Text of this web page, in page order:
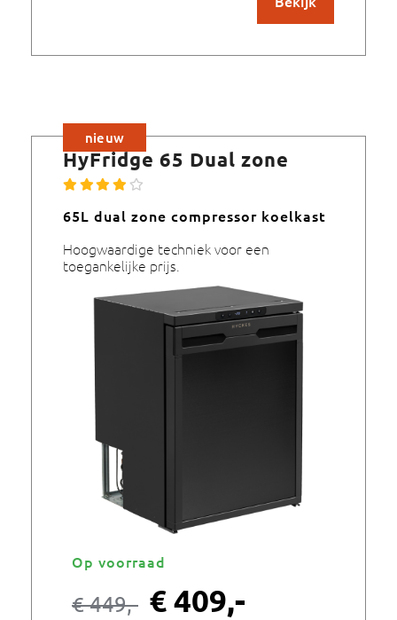
nieuw
HyFridge 65 Dual zone
65L dual zone compressor koelkast
Hoogwaardige techniek voor een
toegankelijke prijs.
Op voorraad
€449,- €409,-